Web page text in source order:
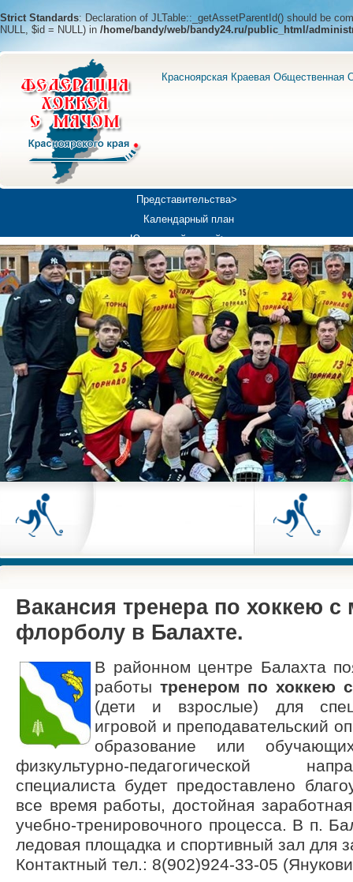
Strict Standards: Declaration of JLTable::_getAssetParentId() should be
NULL, $id = NULL) in /home/bandy/web/bandy24.ru/public_html/
Красноярская Краевая Общественная
Представительства>
Календарный план
Юношеский хоккей>
Универсиада-2019
Медиа>
Вакансия тренера по хоккею
флорболу в Балахте.
В районном центре Балахта
работы тренером по хоккею
(дети и взрослые) для
игровой и преподавательский
образование или
физкультурно-педагогической
специалиста будет предоставлено
все время работы, достойная
учебно-тренировочного процесса. В п.
ледовая площадка и спортивный зал для
Контактный тел.: 8(902)924-33-05